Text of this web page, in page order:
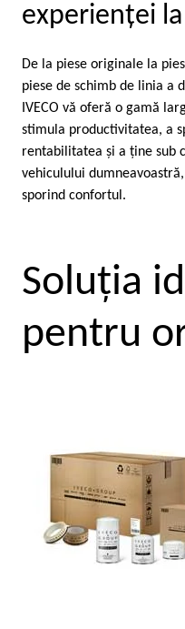
experienţei
De la piese originale la
piese de schimb de linia a
IVECO vă oferă o gamă
stimula productivitatea, a
rentabilitatea şi a ţine sub
vehiculului
sporind confortul.
Soluţia
pentru